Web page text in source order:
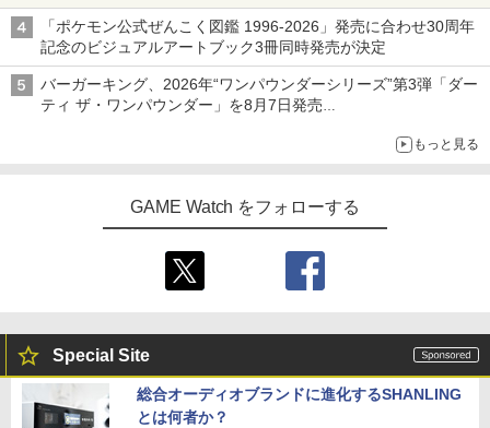
アイスカップに入ったスライムやわたぼう、ベビーサタンなどが
オリジナルアートで登場
「ポケモン公式ぜんこく図鑑 1996-2026」発売に合わせ30周年
記念のビジュアルアートブック3冊同時発売が決定
バーガーキング、2026年“ワンパウンダーシリーズ”第3弾「ダー
ティ ザ・ワンパウンダー」を8月7日発売
もっと見る
GAME Watch をフォローする
Special Site
総合オーディオブランドに進化するSHANLING
とは何者か？